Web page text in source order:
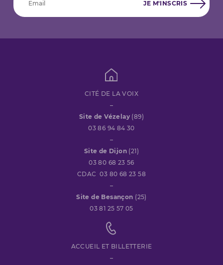
CITÉ DE LA VOIX
–
Site de Vézelay (89)
03 86 94 84 30
–
Site de Dijon (21)
03 80 68 23 56
CDAC 03 80 68 23 58
–
Site de Besançon (25)
03 81 25 57 05
ACCUEIL ET BILLETTERIE
–